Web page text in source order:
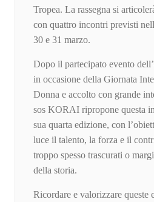
Tropea. La rassegna si
con quattro incontri previsti
30 e 31 marzo.
Dopo il partecipato evento
in occasione della Giornata
Donna e accolto con grande
sos KORAI ripropone questa
sua quarta edizione, con
luce il talento, la forza e il
troppo spesso trascurati o
della storia.
Ricordare e valorizzare queste